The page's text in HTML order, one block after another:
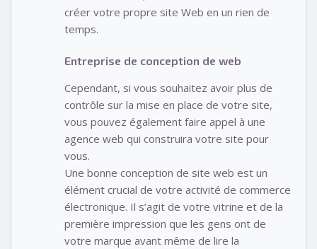
créer votre propre site Web en un rien de
temps.
Entreprise de conception de web
Cependant, si vous souhaitez avoir plus de
contrôle sur la mise en place de votre site,
vous pouvez également faire appel à une
agence web qui construira votre site pour
vous.
Une bonne conception de site web est un
élément crucial de votre activité de commerce
électronique. Il s’agit de votre vitrine et de la
première impression que les gens ont de
votre marque avant même de lire la